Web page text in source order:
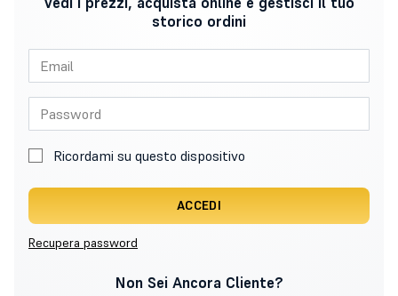
storico ordini
Ricordami su questo dispositivo
ACCEDI
Recupera password
Non Sei Ancora Cliente?